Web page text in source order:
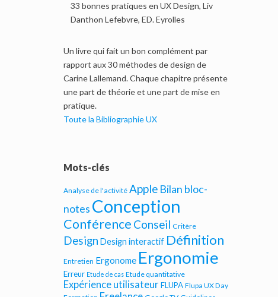
33 bonnes pratiques en UX Design, Liv
Danthon Lefebvre, ED. Eyrolles
Un livre qui fait un bon complément par
rapport aux 30 méthodes de design de
Carine Lallemand. Chaque chapitre présente
une part de théorie et une part de mise en
pratique.
Toute la Bibliographie UX
Mots-clés
Analyse de l'activité Apple Bilan bloc-
notes Conception
Conférence Conseil Critère
Design Design interactif Définition
Entretien Ergonome Ergonomie
Erreur Etude de cas Etude quantitative
Expérience utilisateur FLUPA Flupa UX Day